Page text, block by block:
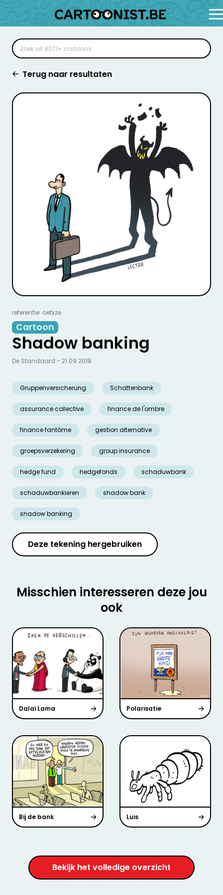
Terug naar resultaten
referentie: oetxze
Cartoon
Shadow banking
Gruppenversicherung Schattenbank
assurance collective finance de l'ombre
finance fantôme gestion alternative
groepsverzekering group insurance
hedge fund hedgefonds schaduwbank
schaduwbankieren shadow bank
shadow banking
De Standaard - 21.09.2018
Deze tekening hergebruiken
Misschien interesseren deze jou
ook
Dalai Lama Polarisatie
Bij de bank Luis
Bekijk het volledige overzicht